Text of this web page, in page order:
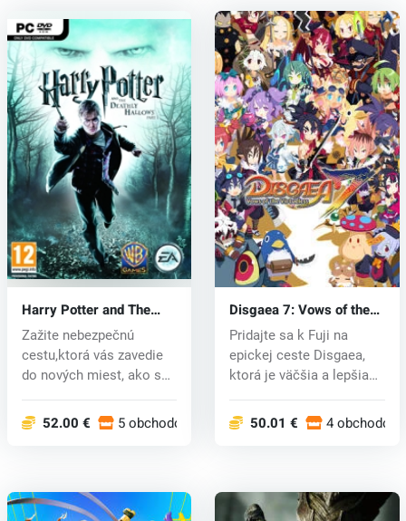
Harry Potter and The
Deathly Hallows Part 1
(PC) CD key
Zažite nebezpečnú
cestu,ktorá vás zavedie
do nových miest, ako sú
52.00 € 5 obchodoch
Disgaea 7: Vows of the
Virtueless (PC) key
Pridajte sa k Fuji na
epickej ceste Disgaea,
ktorá je väčšia a lepšia
50.01 € 4 obchodoch